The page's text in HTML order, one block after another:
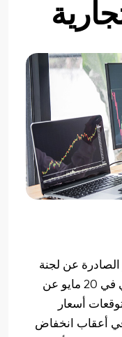
عن لجنة
تداول السلع الآجلة للأسبوع المنتهي في 20 مايو عن
أسعار
في أعقاب انخفاض